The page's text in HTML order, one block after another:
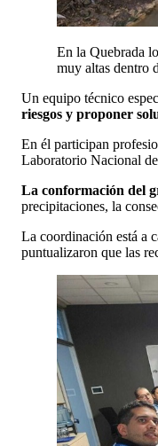
En la Quebrada
muy altas dentro
Un equipo técnico
riesgos y proponer
En él participan
Laboratorio Nacional
La conformación del
precipitaciones, la
La coordinación está a
puntualizaron que las